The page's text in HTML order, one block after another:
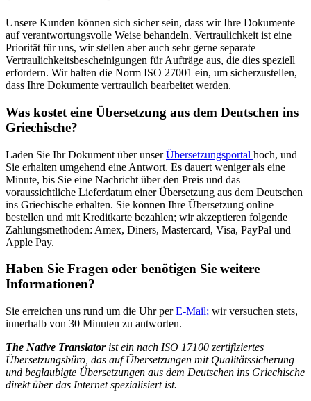
Unsere Kunden können sich sicher sein, dass wir Ihre Dokumente
auf verantwortungsvolle Weise behandeln. Vertraulichkeit ist eine
Priorität für uns, wir stellen aber auch sehr gerne separate
Vertraulichkeitsbescheinigungen für Aufträge aus, die dies speziell
erfordern. Wir halten die Norm ISO 27001 ein, um sicherzustellen,
dass Ihre Dokumente vertraulich bearbeitet werden.
Was kostet eine Übersetzung aus dem Deutschen ins
Griechische?
Laden Sie Ihr Dokument über unserÜbersetzungsportal hoch, und
Sie erhalten umgehend eine Antwort. Es dauert weniger als eine
Minute, bis Sie eine Nachricht über den Preis und das
voraussichtliche Lieferdatum einer Übersetzung aus dem Deutschen
ins Griechische erhalten. Sie können Ihre Übersetzung online
bestellen und mit Kreditkarte bezahlen; wir akzeptieren folgende
Zahlungsmethoden: Amex, Diners, Mastercard, Visa, PayPal und
Apple Pay.
Haben Sie Fragen oder benötigen Sie weitere
Informationen?
Sie erreichen uns rund um die Uhr perE-Mail; wir versuchen stets,
innerhalb von 30 Minuten zu antworten.
The Native Translator ist ein nach ISO 17100 zertifiziertes
Übersetzungsbüro, das auf Übersetzungen mit Qualitätssicherung
und beglaubigte Übersetzungen aus dem Deutschen ins Griechische
direkt über das Internet spezialisiert ist.